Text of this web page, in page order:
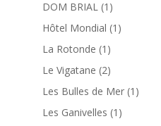
DOM BRIAL(1)
Hôtel Mondial (1)
La Rotonde (1)
Le Vigatane (2)
Les Bulles de Mer(1)
Les Ganivelles (1)